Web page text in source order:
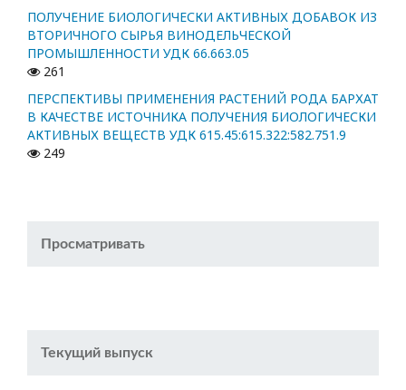
ПОЛУЧЕНИЕ БИОЛОГИЧЕСКИ АКТИВНЫХ ДОБАВОК ИЗ
ВТОРИЧНОГО СЫРЬЯ ВИНОДЕЛЬЧЕСКОЙ
ПРОМЫШЛЕННОСТИ УДК 66.663.05
261
ПЕРСПЕКТИВЫ ПРИМЕНЕНИЯ РАСТЕНИЙ РОДА БАРХАТ
В КАЧЕСТВЕ ИСТОЧНИКА ПОЛУЧЕНИЯ БИОЛОГИЧЕСКИ
АКТИВНЫХ ВЕЩЕСТВ УДК 615.45:615.322:582.751.9
249
Просматривать
Текущий выпуск